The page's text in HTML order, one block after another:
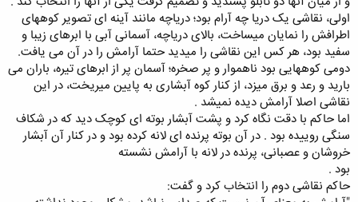
ﺍﻭﻟﯽ، ﻧﻘﺎﺷﯽ ﯾﮏ ﺩﺭﯾﺎ ﭼﻪ ﺁﺭﺍﻡ ﺑﻮﺩ؛ ﺩﺭﯾﺎﭼﻪ ﻣﺎﻧﻨﺪ ﺁﯾﻨﻪ ﺍﯼ ﺗﺼﻮﯾﺮ ﮐﻮﻫﻬﺎﯼ
ﺍﻃﺮﺍﻓﺶ ﺭﺍ ﻧﻤﺎﯾﺎﻥ ﻣﯿﺴﺎﺧﺖ، ﺑﺎﻻﯼ ﺩﺭﯾﺎﭼﻪ، ﺁﺳﻤﺎﻧﯽ ﺁﺑﯽ ﺑﺎ ﺍﺑﺮﻫﺎﯼ ﺯﯾﺒﺎ ﻭ
ﺳﻔﯿﺪ ﺑﻮﺩ، ﻫﺮ ﮐﺲ ﺍﯾﻦ ﻧﻘﺎﺷﯽ ﺭﺍ ﻣﯿﺪﯾﺪ ﺣﺘﻤﺎ ﺁﺭﺍﻣﺶ ﺭﺍ ﺩﺭ ﺁﻥ ﻣﯽ ﯾﺎﻓﺖ.
ﺩﻭﻣﯽ ﮐﻮﻫﻬﺎﯾﯽ ﺑﻮﺩ ﻧﺎﻫﻤﻮﺍﺭ ﻭ ﭘﺮ ﺻﺨﺮﻩ؛ ﺁﺳﻤﺎﻥ ﭘﺮ ﺍﺯ ﺍﺑﺮﻫﺎﯼ ﺗﯿﺮﻩ، ﺑﺎﺭﺍﻥ ﻣﯽ
ﺑﺎﺭﯾﺪ ﻭ ﺭﻋﺪ ﻭ ﺑﺮﻕ ﻣﯿﺰﺩ، ﺍﺯ ﮐﻨﺎﺭ ﮐﻮﻩ ﺁﺑﺸﺎﺭﯼ ﺑﻪ ﭘﺎﯾﯿﻦ ﻣﯿﺮﯾﺨﺖ، ﺩﺭ ﺍﯾﻦ
ﻧﻘﺎﺷﯽ ﺍﺻﻼ ﺁﺭﺍﻣﺶ ﺩﯾﺪﻩ ﻧﻤﯿﺸﺪ .
ﺍﻣﺎ ﺣﺎﮐﻢ ﺑﺎ ﺩﻗﺖ ﻧﮕﺎﻩ ﮐﺮﺩ ﻭ ﭘﺸﺖ ﺁﺑﺸﺎﺭ ﺑﻮﺗﻪ ﺍﯼ ﮐﻮﭼﮏ ﺩﯾﺪ ﮐﻪ ﺩﺭ ﺷﮑﺎﻑ
ﺳﻨﮕﯽ ﺭﻭﯾﯿﺪﻩ ﺑﻮﺩ . ﺩﺭ ﺁﻥ ﺑﻮﺗﻪ ﭘﺮﻧﺪﻩ ﺍﯼ ﻻﻧﻪ ﮐﺮﺩﻩ ﺑﻮﺩ ﻭ ﺩﺭ ﮐﻨﺎﺭ ﺁﻥ ﺁﺑﺸﺎﺭ
ﺧﺮﻭﺷﺎﻥ ﻭ ﻋﺼﺒﺎﻧﯽ، ﭘﺮﻧﺪﻩ ﺩﺭ ﻻﻧﻪ ﺑﺎ ﺁﺭﺍﻣﺶ ﻧﺸﺴﺘﻪ
ﺑﻮﺩ .
ﺣﺎﮐﻢ ﻧﻘﺎﺷﯽ ﺩﻭﻡ ﺭﺍ ﺍﻧﺘﺨﺎﺏ ﮐﺮﺩ ﻭ ﮔﻔﺖ: